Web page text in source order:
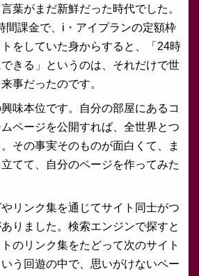
葉がまだ新鮮だった時代でした。
間課金で、i・アイプランの定額枠
をしていた身からすると、「24時
きる」というのは、それだけで世
事だったのです。
味本位です。自分の部屋にあるコ
ページを公開すれば、全世界とつ
その事実そのものが面白くて、ま
てて、自分のページを作ってみた
リンク集を通じてサイト同士がつ
りました。検索エンジンで探すと
のリンク集をたどって次のサイト
う回遊の中で、思いがけないペー